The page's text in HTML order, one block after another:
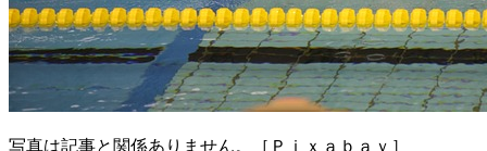
写真は記事と関係ありません。［Ｐｉｘａｂａｙ］